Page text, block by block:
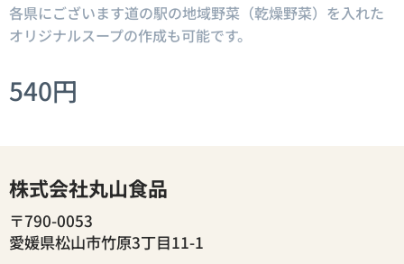
各県にございます道の駅の地域野菜（乾燥野菜）を入れた
オリジナルスープの作成も可能です。
540円
株式会社丸山食品
〒790-0053
愛媛県松山市竹原3丁目11-1